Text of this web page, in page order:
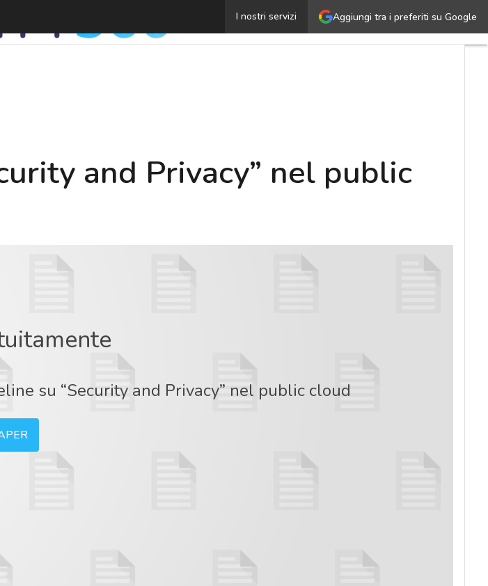
Aggiungi tra i preferiti su Google
I nostri servizi
Dal Nist le guideline su “Security and Privacy” nel
and Privacy” nel public
su “Security and Privacy” nel public cloud